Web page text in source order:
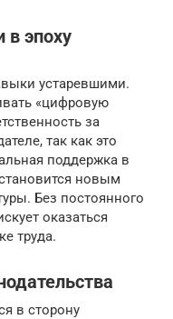
эпоху
устаревшими.
«цифровую
за
так как это
поддержка в
новым
Без постоянного
оказаться
труда.
в сторону